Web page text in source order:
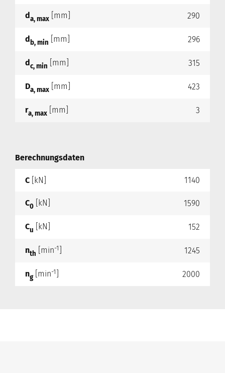
da, max [mm] 290
d b, min [mm] 296
dc, min [mm] 315
Da, max [mm] 423
ra, max [mm] 3
Berechnungsdaten
C [kN] 1140
C0 [kN] 1590
Cu [kN] 152
nth [min-1 1245
ng[min-1 2000